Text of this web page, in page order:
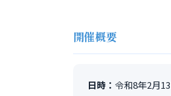
開催概要
日時： 令和8年2月